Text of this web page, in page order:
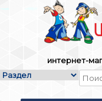
интернет-